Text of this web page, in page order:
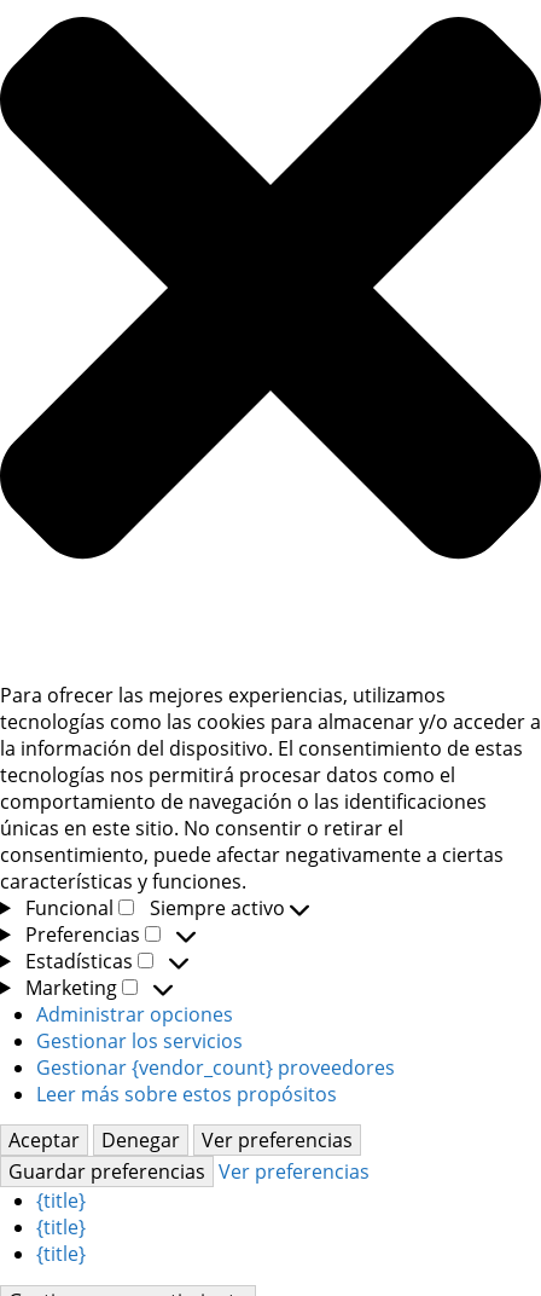
Para ofrecer las mejores experiencias, utilizamos
tecnologías como las cookies para almacenar y/o acceder a
la información del dispositivo. El consentimiento de estas
tecnologías nos permitirá procesar datos como el
comportamiento de navegación o las identificaciones
únicas en este sitio. No consentir o retirar el
consentimiento, puede afectar negativamente a ciertas
características y funciones.
Funcional
Funcional
Siempre activo
Preferencias
Preferencias
Estadísticas
Estadísticas
Marketing
Marketing
Administrar opciones
Gestionar los servicios
Gestionar {vendor_count} proveedores
Leer más sobre estos propósitos
Aceptar
Denegar
Ver preferencias
Guardar preferencias Ver preferencias
{title}
{title}
{title}